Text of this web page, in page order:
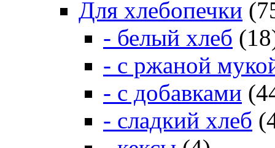
Для хлебопечки
- белый хлеб
- с ржаной
- с добавками
- сладкий хлеб